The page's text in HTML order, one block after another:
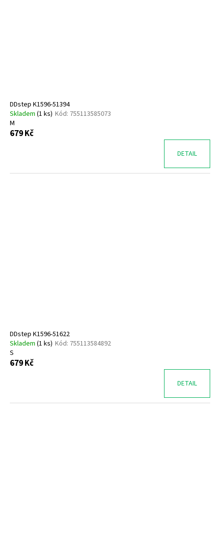
DDstep K1596-51394
Skladem (1 ks) Kód: 755113585073
M
679 Kč
DETAIL
DDstep K1596-51622
Skladem (1 ks) Kód: 755113584892
S
679 Kč
DETAIL